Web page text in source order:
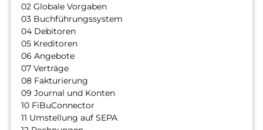
02 Globale Vorgaben
03 Buchführungssystem
04 Debitoren
05 Kreditoren
06 Angebote
07 Verträge
08 Fakturierung
09 Journal und Konten
10 FiBuConnector
11 Umstellung auf SEPA